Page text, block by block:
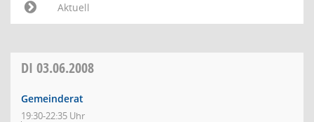
Aktuell
DI 03.06.2008
Gemeinderat
19:30-22:35 Uhr